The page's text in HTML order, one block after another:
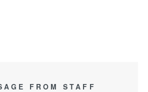
FROM STAFF